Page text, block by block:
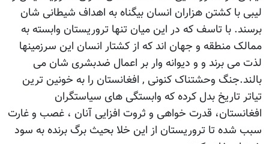
لیبی با کشتن هزاران انسان بیگناه به اهداف شیطانی شان
برسند. با تاسف که در این میان تنها تروریستان وابسته به
ممالک منطقه و جهان اند که از کشتار انسان این سرزمینها
لذت می برند و و دیوانه وار بر اعمال ضدبشری شان می
بالند.جنگ وحشتناک کنونی , افغانستان را به خونین ترین
تیاتر تاریخ بدل کرده که وابستگی های سیاستگران
افغانستان، قدرت خواهی و ثروت افزایی آنان ، غصب و غارت
سبب شده تا تروریستان از این خلا بحیث برگ برنده به سود